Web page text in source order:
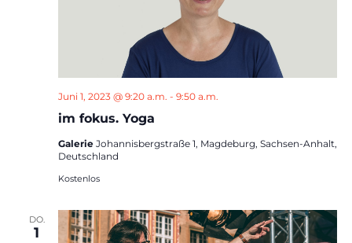
im fokus. Yoga
Juni 1, 2023 @ 9:20 a.m. - 9:50 a.m.
Galerie Johannisbergstraße 1, Magdeburg, Sachsen-Anhalt,
Deutschland
Kostenlos
DO.
1